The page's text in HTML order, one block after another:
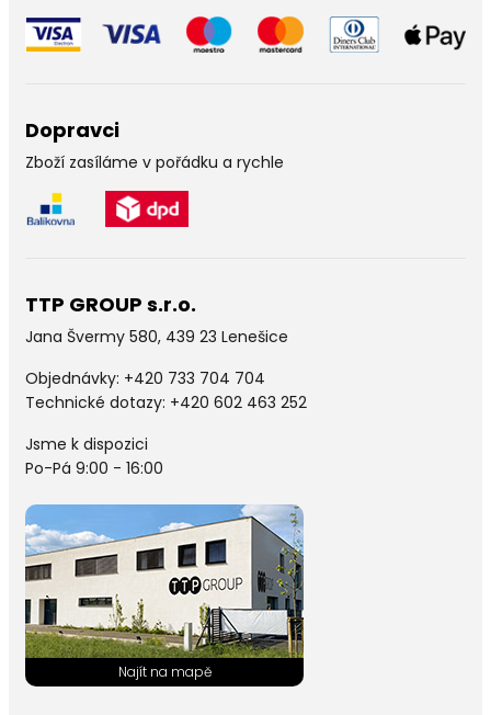
Dopravci
Zboží zasíláme v pořádku a rychle
TTP GROUP s.r.o.
Jana Švermy 580, 439 23 Lenešice
Objednávky: +420 733 704 704
Technické dotazy: +420 602 463 252
Jsme k dispozici
Po-Pá 9:00 - 16:00